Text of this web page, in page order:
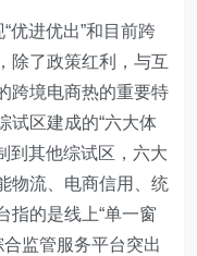
优进优出”和目前跨
除了政策红利，与互
跨境电商热的重要特
试区建成的“六大体
到其他综试区，六大
物流、电商信用、统
指的是线上“单一窗
合监管服务平台突出